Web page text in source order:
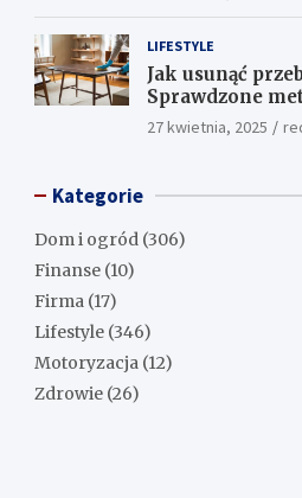
LIFESTYLE
Jak usunąć
Sprawdzone
uciążliwymi
27 kwietnia, 2025
Kategorie
Dom i ogród (306)
Finanse (10)
Firma (17)
Lifestyle (346)
Motoryzacja (12)
Zdrowie (26)